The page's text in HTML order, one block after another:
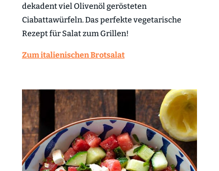
dekadent viel Olivenöl gerösteten
Ciabattawürfeln. Das perfekte vegetarische
Rezept für Salat zum Grillen!
Zum italienischen Brotsalat